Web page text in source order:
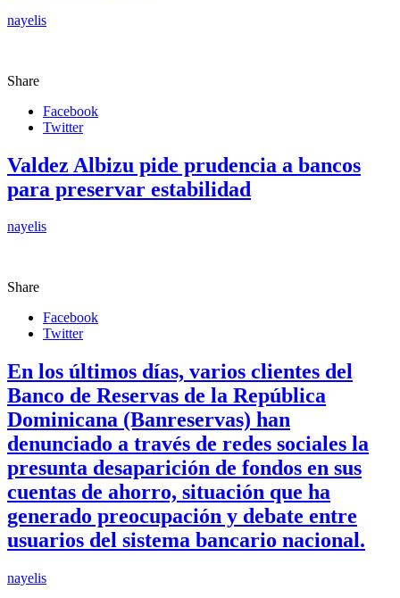
nayelis
Share
Facebook
Twitter
Valdez Albizu pide prudencia a bancos
para preservar estabilidad
nayelis
Share
Facebook
Twitter
En los últimos días, varios clientes del
Banco de Reservas de la República
Dominicana (Banreservas) han
denunciado a través de redes sociales la
presunta desaparición de fondos en sus
cuentas de ahorro, situación que ha
generado preocupación y debate entre
usuarios del sistema bancario nacional.
nayelis